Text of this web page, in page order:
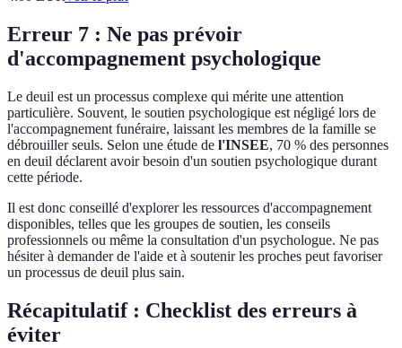
Erreur 7 : Ne pas prévoir
d'accompagnement psychologique
Le deuil est un processus complexe qui mérite une attention
particulière. Souvent, le soutien psychologique est négligé lors de
l'accompagnement funéraire, laissant les membres de la famille se
débrouiller seuls. Selon une étude de l'INSEE, 70 % des personnes
en deuil déclarent avoir besoin d'un soutien psychologique durant
cette période.
Il est donc conseillé d'explorer les ressources d'accompagnement
disponibles, telles que les groupes de soutien, les conseils
professionnels ou même la consultation d'un psychologue. Ne pas
hésiter à demander de l'aide et à soutenir les proches peut favoriser
un processus de deuil plus sain.
Récapitulatif : Checklist des erreurs à
éviter